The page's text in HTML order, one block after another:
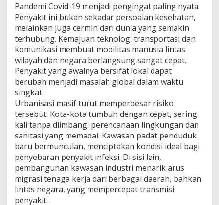
Pandemi Covid-19 menjadi pengingat paling nyata.
Penyakit ini bukan sekadar persoalan kesehatan,
melainkan juga cermin dari dunia yang semakin
terhubung. Kemajuan teknologi transportasi dan
komunikasi membuat mobilitas manusia lintas
wilayah dan negara berlangsung sangat cepat.
Penyakit yang awalnya bersifat lokal dapat
berubah menjadi masalah global dalam waktu
singkat.
Urbanisasi masif turut memperbesar risiko
tersebut. Kota-kota tumbuh dengan cepat, sering
kali tanpa diimbangi perencanaan lingkungan dan
sanitasi yang memadai. Kawasan padat penduduk
baru bermunculan, menciptakan kondisi ideal bagi
penyebaran penyakit infeksi. Di sisi lain,
pembangunan kawasan industri menarik arus
migrasi tenaga kerja dari berbagai daerah, bahkan
lintas negara, yang mempercepat transmisi
penyakit.